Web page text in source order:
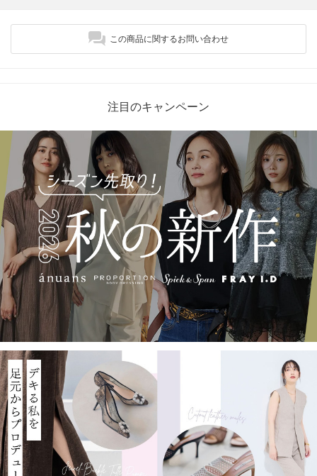
この商品に関するお問い合わせ
注目のキャンペーン